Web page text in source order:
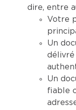
dire, entre
Votre
Un
délivré
Un
fiable